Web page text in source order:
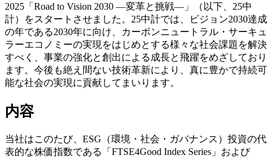
2025「Road to Vision 2030 —変革と挑戦—」（以下、25中
計）をスタートさせました。25中計では、ビジョン2030達成
の年である2030年に向け、カーボンニュートラル・サーキュ
ラーエコノミーの実現をはじめとする様々な社会課題を解決
すべく、事業の強化と創出による成長と飛躍をめざしており
ます。今後も絶え間ない技術革新により、真に豊かで持続可
能な社会の実現に貢献してまいります。
内容
当社はこのたび、ESG（環境・社会・ガバナンス）投資の代
表的な株価指数である「FTSE4Good Index Series」および